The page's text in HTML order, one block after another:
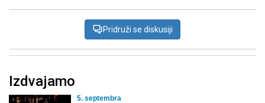
Pridruži se diskusiji
Izdvajamo
5. septembra